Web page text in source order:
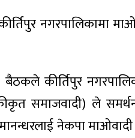
नगरपालिकामा
कीर्तिपुर
समाजवादी) ले
नेकपा माओवादी